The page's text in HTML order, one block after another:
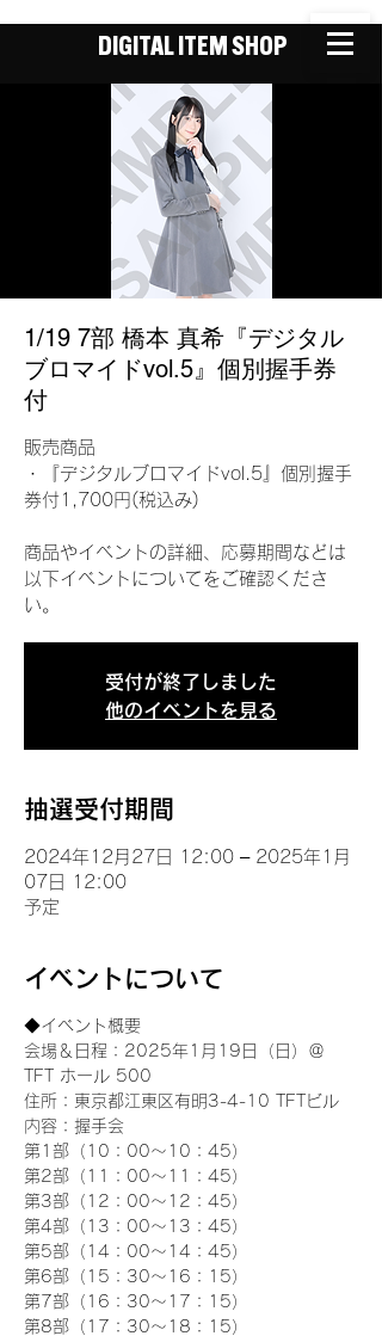
DIGITAL ITEM SHOP
1/19 7部 橋本 真希『デジタル
ブロマイドvol.5』個別握手券
付
販売商品
・『デジタルブロマイドvol.5』個別握手
券付1,700円(税込み)
商品やイベントの詳細、応募期間などは
以下イベントについてをご確認くださ
い。
受付が終了しました
他のイベントを見る
抽選受付期間
2024年12月27日 12:00 – 2025年1月
07日 12:00
予定
イベントについて
◆イベント概要
会場＆日程：2025年1月19日（日）＠
TFT ホール 500
住所：東京都江東区有明3-4-10 TFTビル
内容：握手会
第1部（10：00～10：45）
第2部（11：00～11：45）
第3部（12：00～12：45）
第4部（13：00～13：45）
第5部（14：00～14：45）
第6部（15：30～16：15）
第7部（16：30～17：15）
第8部（17：30～18：15）